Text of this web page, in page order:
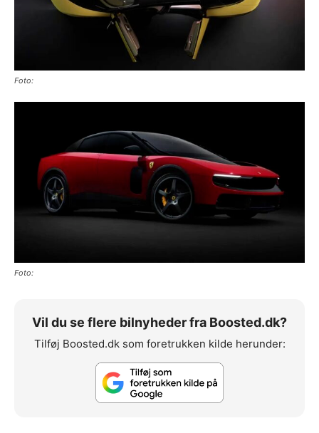
Foto:
Foto:
Vil du se flere bilnyheder fra Boosted.dk?
Tilføj Boosted.dk som foretrukken kilde herunder: